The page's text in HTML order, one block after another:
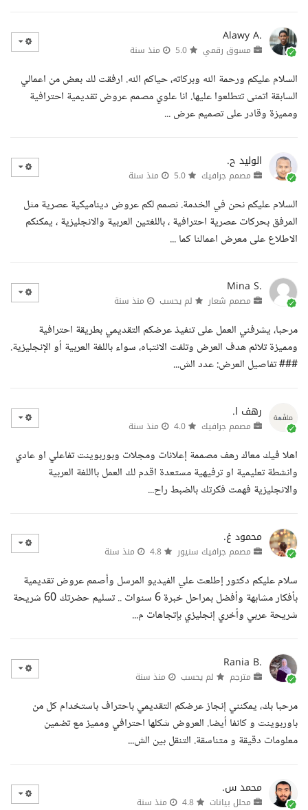
Alawy A.
مسوق رقمي منذ سنة
السلام عليكم ورحمة الله وبركاته، حياكم الله. ارفقت لك بعض من اعمالي
السابقة اتمنى تتطلعوا عليها. انا علوي مصمم عروض تقديمية احترافية
ومميزة وقادر على تصميم عرض ...
الوليد ح.
مصمم جرافيك منذ سنة
السلام عليكم نحن في الخدمة. نصمم لكم عروض ديناميكية عصرية مثل
المرفق بحركات عصرية احترافية ، باللغتين العربية والانجليزية ، يمكنكم
الاطلاع على معرض اعمالنا كما ...
Mina S.
مصمم شعار لم يحسب منذ سنة
مرحبا، يشرفني العمل على تنفيذ عرضكم التقديمي بطريقة احترافية
ومميزة تلائم هدف العرض وتلفت الانتباه، سواء باللغة العربية أو الإنجليزية.
### تفاصيل العرض: عدد الش...
رهف ا.
مصمم جرافيك منذ سنة
اهلا فيك معاك رهف مصممة إعلانات ومجلات وبوربوينت تفاعلي او عادي
وانشطة تعليمية او ترفيهية مستعدة اقدم لك العمل بااللغة العربية
والانجليزية فهمت فكرتك بالضبط راح...
محمود غ.
مصمم جرافيك سنيور منذ سنة
سلام عليكم دكتور إطلعت علي الفيديو المرسل وأصمم عروض تقديمية
بأفكار مشابهة وأفضل بمراحل خبرة 6 سنوات .. تسليم حضرتك 60 شريحة
شريحة عربي وأخري إنجليزي بإتجاهات م...
Rania B.
مترجم لم يحسب منذ سنة
مرحبا بك، يمكنني إنجاز عرضكم التقديمي باحتراف باستخدام كل من
باوربوينت و كانفا أيضا. العروض شكلها احترافي ومميز مع تضمين
معلومات دقيقة و متناسقة. التنقل بين الش...
محمد س.
محلل بيانات منذ سنة